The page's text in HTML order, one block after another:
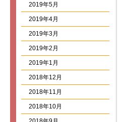
2019年5月
2019年4月
2019年3月
2019年2月
2019年1月
2018年12月
2018年11月
2018年10月